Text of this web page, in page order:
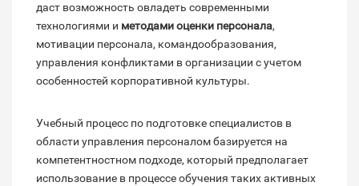
даст возможность овладеть современными
технологиями и методами оценки персонала,
мотивации персонала, командообразования,
управления конфликтами в организации с учетом
особенностей корпоративной культуры.
Учебный процесс по подготовке специалистов в
области управления персоналом базируется на
компетентностном подходе, который предполагает
использование в процессе обучения таких активных